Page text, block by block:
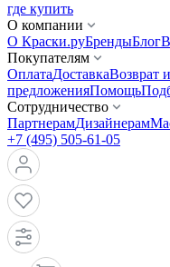
где купить
О компании
О Краски.руБрендыБлог
Покупателям
ОплатаДоставкаВозврат
предложенияПомощь
Сотрудничество
ПартнерамДизайнерам
+7 (495) 505-61-05